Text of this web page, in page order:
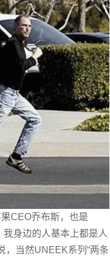
CEO乔布斯，也是
我身边的人基本上都是人
，当然UNEEK系列“两条